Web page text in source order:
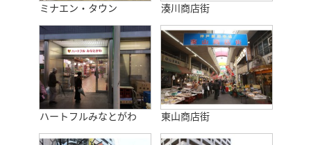
ミナエン・タウン 湊川商店街
ハートフルみなとがわ 東山商店街